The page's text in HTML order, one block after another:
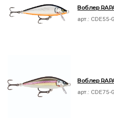
Воблер
арт.: CDE55-
Воблер
арт.: CDE75-